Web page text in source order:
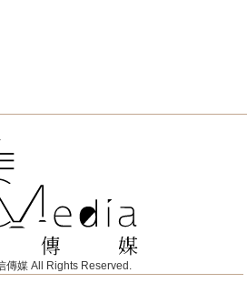
傳媒 All Rights Reserved.